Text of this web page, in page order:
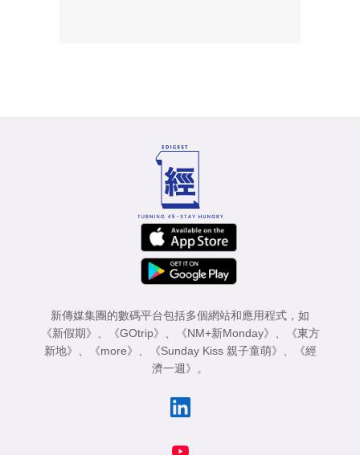
新傳媒集團的數碼平台包括多個網站和應用程式，如
《新假期》
《GOtrip》 《NM+新Monday》
《東方
新地》
《more》 《Sunday Kiss 親子童萌》
《經
濟一週》
。